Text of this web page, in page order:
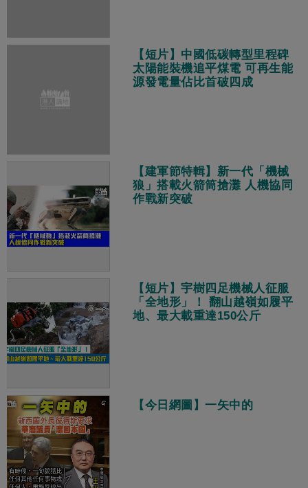
【短片】中國低碳轉型里程碑
太陽能裝機追平煤電 可再生能
源發電量佔比首破四成
【建軍節特輯】新一代「機械
狼」搭載火箭筒搶灘 人機協同
作戰新突破
【短片】宇樹四足機械人征服
「全地形」！ 翻山越嶺如履平
地、最大載重達150公斤
【今日網圖】一矢中的